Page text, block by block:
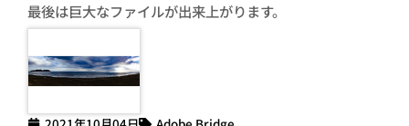
最後は巨大なファイルが出来上がります。